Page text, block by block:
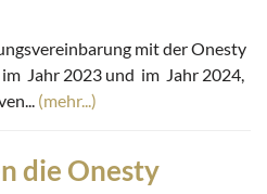
mit der Onesty
Jahr 2023 und im Jahr 2024,
(mehr...)
die Onesty